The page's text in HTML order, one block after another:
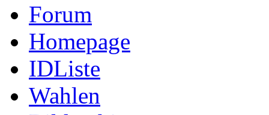
Forum
Homepage
IDListe
Wahlen